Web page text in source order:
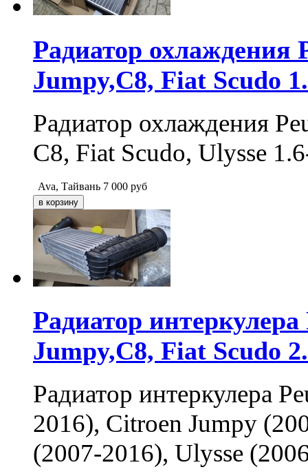
Радиатор охлаждения
Jumpy,C8, Fiat Scudo
Радиатор охлаждения
C8, Fiat Scudo, Ulysse
Ava, Тайвань 7 000 руб
Радиатор
Jumpy,C8, Fiat Scudo
Радиатор интеркулера
2016), Citroen Jumpy
(2007-2016), Ulysse